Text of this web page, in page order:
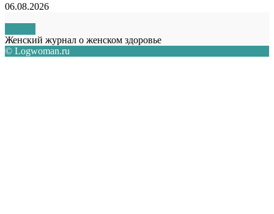
06.08.2026
Женский журнал о женском здоровье
© Logwoman.ru